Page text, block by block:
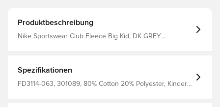
Produktbeschreibung
Nike Sportswear Club Fleece Big Kid, DK GREY
Spezifikationen
FD3114-063, 301089, 80% Cotton 20% Polyester, Kinder,